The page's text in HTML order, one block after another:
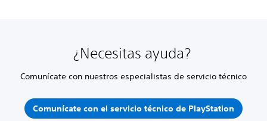
¿Necesitas ayuda?
Comunícate con nuestros especialistas de servicio técnico
Comunícate con el servicio técnico de PlayStation